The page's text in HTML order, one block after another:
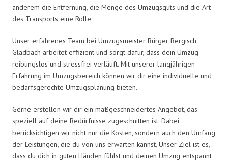
anderem die Entfernung, die Menge des Umzugsguts und die Art
des Transports eine Rolle.
Unser erfahrenes Team bei Umzugsmeister Bürger Bergisch
Gladbach arbeitet effizient und sorgt dafür, dass dein Umzug
reibungslos und stressfrei verläuft. Mit unserer langjährigen
Erfahrung im Umzugsbereich können wir dir eine individuelle und
bedarfsgerechte Umzugsplanung bieten.
Gerne erstellen wir dir ein maßgeschneidertes Angebot, das
speziell auf deine Bedürfnisse zugeschnitten ist. Dabei
berücksichtigen wir nicht nur die Kosten, sondern auch den Umfang
der Leistungen, die du von uns erwarten kannst. Unser Ziel ist es,
dass du dich in guten Händen fühlst und deinen Umzug entspannt